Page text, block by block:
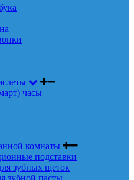
часы
комнаты
подставки
зубных щеток
зубной пасты